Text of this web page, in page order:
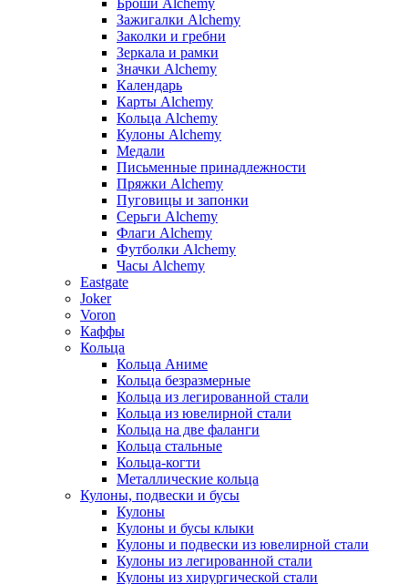
Броши Alchemy
Зажигалки Alchemy
Заколки и гребни
Зеркала и рамки
Значки Alchemy
Календарь
Карты Alchemy
Кольца Alchemy
Кулоны Alchemy
Медали
Письменные принадлежности
Пряжки Alchemy
Пуговицы и запонки
Серьги Alchemy
Флаги Alchemy
Футболки Alchemy
Часы Alchemy
Eastgate
Joker
Voron
Каффы
Кольца
Кольца Аниме
Кольца безразмерные
Кольца из легированной стали
Кольца из ювелирной стали
Кольца на две фаланги
Кольца стальные
Кольца-когти
Металлические кольца
Кулоны, подвески и бусы
Кулоны
Кулоны и бусы клыки
Кулоны и подвески из ювелирной стали
Кулоны из легированной стали
Кулоны из хирургической стали